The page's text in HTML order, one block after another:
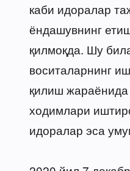
каби идоралар
ёндашувнинг
қилмоқда. Шу
воситаларнинг
қилиш
ходимлари
идоралар эса